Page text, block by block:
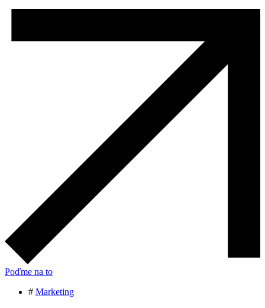
Poďme na to
# Marketing